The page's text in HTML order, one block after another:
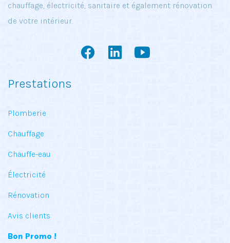
chauffage, électricité, sanitaire et également rénovation
de votre intérieur.
Prestations
Plomberie
Chauffage
Chauffe-eau
Électricité
Rénovation
Avis clients
Bon Promo !